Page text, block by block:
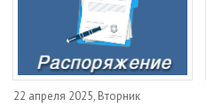
22 апреля 2025, Вторник